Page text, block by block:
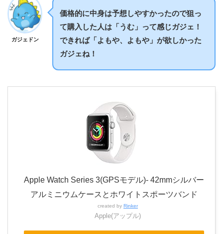
ガジェドン
価格的に中身は予想しやすかったので狙っ
て購入した人は「うむ」って感じガジェ！
できれば「よもや、よもや」が欲しかった
ガジェね！
Apple Watch Series 3(GPSモデル)- 42mmシルバー
アルミニウムケースとホワイトスポーツバンド
created by Rinker
Apple(アップル)